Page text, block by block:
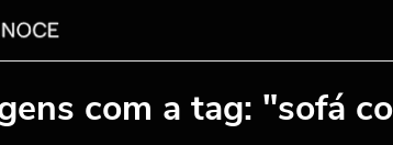
com a tag: "sofá